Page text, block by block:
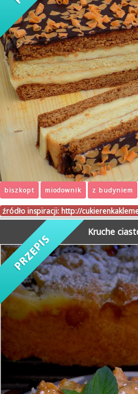
biszkopt miodownik z budyniem
źródło inspiracji: http://
Kruche